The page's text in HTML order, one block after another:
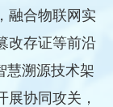
融合物联网实
改存证等前沿
溯源技术架
协同攻关，